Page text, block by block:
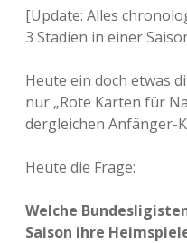
[Update: Alles
3 Stadien in einer
Heute ein doch etwas
nur „Rote Karten für
dergleichen Anfänger-
Heute die Frage:
Welche
Saison ihre